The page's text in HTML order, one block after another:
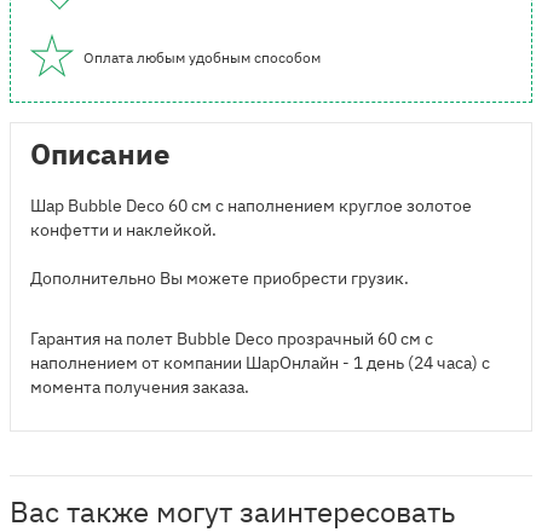
Оплата любым удобным способом
Описание
Шар Bubble Deco 60 см с наполнением круглое золотое
конфетти и наклейкой.
Дополнительно Вы можете приобрести грузик.
Гарантия на полет Bubble Deco прозрачный 60 см с
наполнением от компании ШарОнлайн - 1 день (24 часа) с
момента получения заказа.
Вас также могут заинтересовать